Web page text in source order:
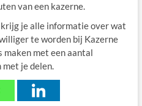
van een kazerne.
je alle informatie over wat
te worden bij Kazerne
maken met een aantal
je delen.